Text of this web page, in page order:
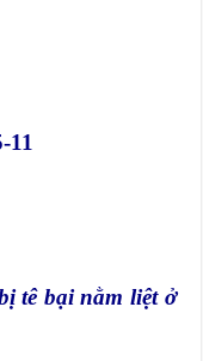
tê bại nằm liệt ở